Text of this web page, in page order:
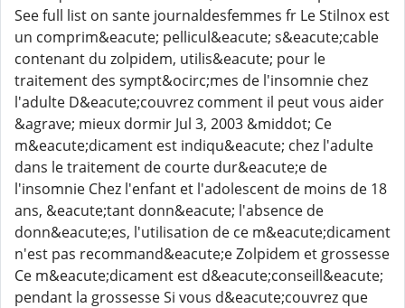
See full list on sante journaldesfemmes fr Le Stilnox est
un comprim&eacute; pellicul&eacute; s&eacute;cable
contenant du zolpidem, utilis&eacute; pour le
traitement des sympt&ocirc;mes de l'insomnie chez
l'adulte D&eacute;couvrez comment il peut vous aider
&agrave; mieux dormir Jul 3, 2003 &middot; Ce
m&eacute;dicament est indiqu&eacute; chez l'adulte
dans le traitement de courte dur&eacute;e de
l'insomnie Chez l'enfant et l'adolescent de moins de 18
ans, &eacute;tant donn&eacute; l'absence de
donn&eacute;es, l'utilisation de ce m&eacute;dicament
n'est pas recommand&eacute;e Zolpidem et grossesse
Ce m&eacute;dicament est d&eacute;conseill&eacute;
pendant la grossesse Si vous d&eacute;couvrez que